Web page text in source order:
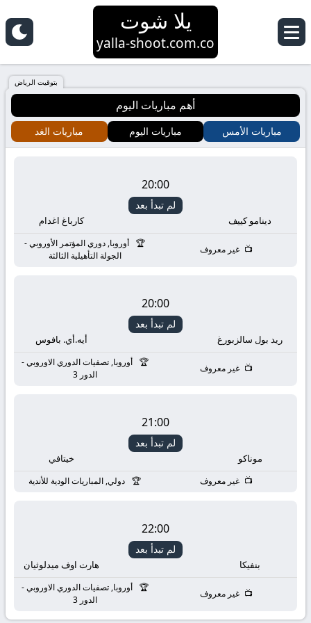
يلا شوت
yalla-shoot.com.co
بتوقيت الرياض
أهم مباريات اليوم
مباريات الأمس مباريات اليوم مباريات الغد
دينامو كييف
20:00
لم تبدأ بعد
كارباغ اغدام
غير معروف
أوروبا, دوري المؤتمر الأوروبي -
الجولة التأهيلية الثالثة
ريد بول سالزبورغ
20:00
لم تبدأ بعد
أيه.أي. بافوس
غير معروف
أوروبا, تصفيات الدوري الاوروبي -
الدور 3
موناكو
21:00
لم تبدأ بعد
خيتافي
غير معروف دولي, المباريات الودية للأندية
بنفيكا
22:00
لم تبدأ بعد
هارت اوف ميدلوثيان
غير معروف
أوروبا, تصفيات الدوري الاوروبي -
الدور 3